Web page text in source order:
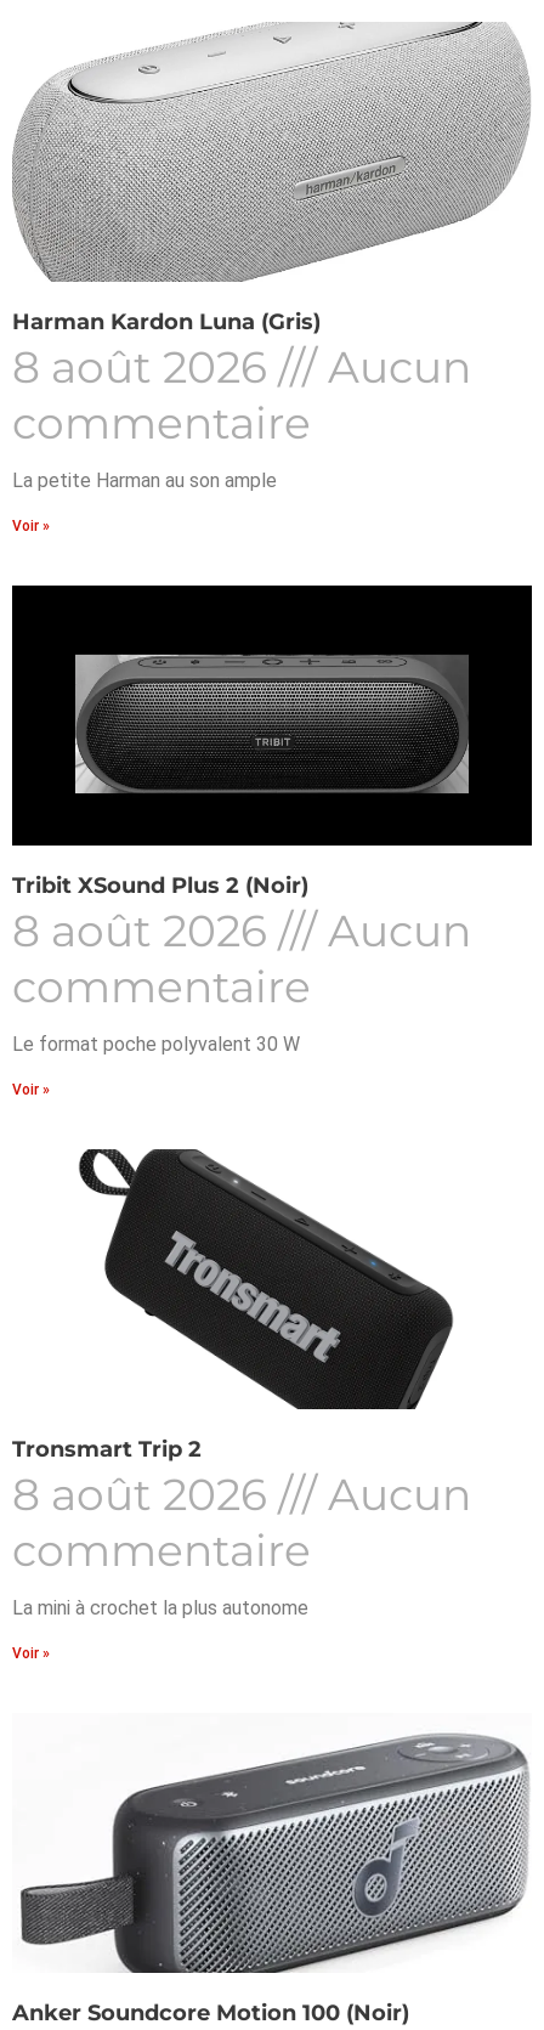
Harman Kardon Luna (Gris)
8 août 2026
Aucun
commentaire
La petite Harman au son ample
Voir »
Tribit XSound Plus 2 (Noir)
8 août 2026
Aucun
commentaire
Le format poche polyvalent 30 W
Voir »
Tronsmart Trip 2
8 août 2026
Aucun
commentaire
La mini à crochet la plus autonome
Voir »
Anker Soundcore Motion 100 (Noir)